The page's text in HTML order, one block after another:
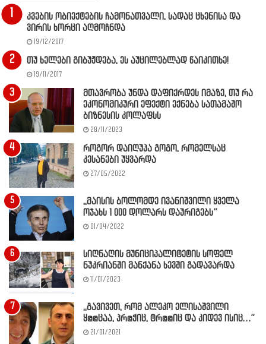
კვების ობიექტების ჩამონათვალი, სადაც ცხენისა და
ვირის ხორცი აღმოჩნდა
19/12/2017
თუ ხელები გიბუჟდება, ეს აუცილებლად წაიკითხე!
19/11/2017
მთავრობა უნდა დაფიქრდეს იმაზე, თუ რა
ეკონომიკური ეფექტი ექნება სათამაშო
ბიზნესის კოლაფსს
28/11/2023
როგორ დაიღუპა გოგო, რომელსაც
კესანები უყვარდა
27/05/2022
,,მაისის ბოლომდე ივანიშვილი ყველა
ოჯახს 1 000 დოლარს დაურიგებს”
01/04/2022
სიღნაღის მუნიციპალიტეტის სოფელ
ნუკრიანში მანქანა ხევში გადავარდა
11/01/2023
,,გავივეთ, რომ ალეკო ელისაშვილი
ყ@@ცაა, პრ@ჭიც, ტრ@@იც და კიდევ ისიც…”
21/01/2021